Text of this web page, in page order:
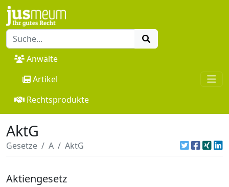
Anwälte
Artikel
Rechtsprodukte
AktG
Gesetze A AktG
Aktiengesetz